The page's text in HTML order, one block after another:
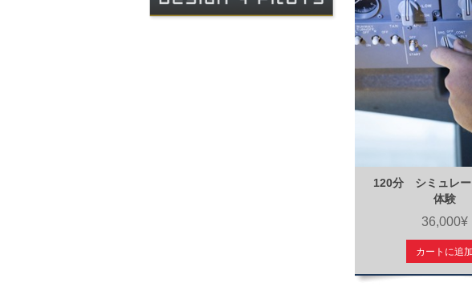
120分 シミュレー
体験
36,000¥
カートに追加